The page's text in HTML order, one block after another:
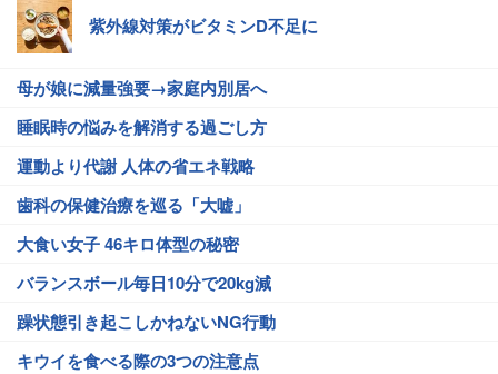
紫外線対策がビタミンD不足に
母が娘に減量強要→家庭内別居へ
睡眠時の悩みを解消する過ごし方
運動より代謝 人体の省エネ戦略
歯科の保健治療を巡る「大嘘」
大食い女子 46キロ体型の秘密
バランスボール毎日10分で20kg減
躁状態引き起こしかねないNG行動
キウイを食べる際の3つの注意点